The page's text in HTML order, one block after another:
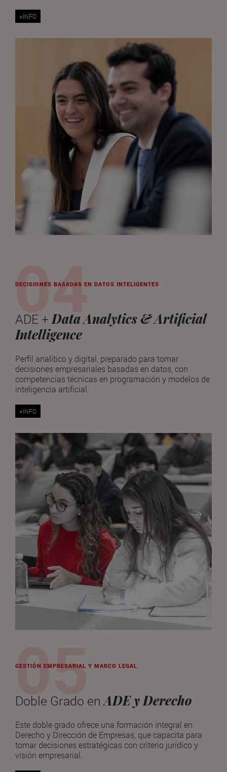
+INFO
DECISIONES BASADAS EN DATOS INTELIGENTES
ADE + Data Analytics & Artificial
Intelligence
Perfil analítico y digital, preparado para tomar
decisiones empresariales basadas en datos, con
competencias técnicas en programación y modelos de
inteligencia artificial.
+INFO
GESTIÓN EMPRESARIAL Y MARCO LEGAL
Doble Grado enADE y Derecho
Este doble grado ofrece una formación integral en
Derecho y Dirección de Empresas, que capacita para
tomar decisiones estratégicas con criterio jurídico y
visión empresarial.